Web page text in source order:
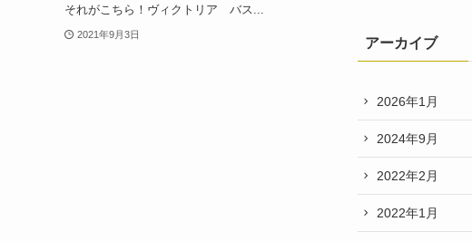
それがこちら！ヴィクトリア バス...
2021年9月3日
アーカイブ
2026年1月
2024年9月
2022年2月
2022年1月